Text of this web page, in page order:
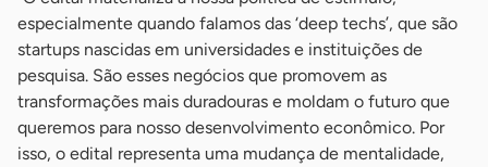
especialmente quando falamos das ‘deep techs’, que são
startups nascidas em universidades e instituições de
pesquisa. São esses negócios que promovem as
transformações mais duradouras e moldam o futuro que
queremos para nosso desenvolvimento econômico. Por
isso, o edital representa uma mudança de mentalidade,